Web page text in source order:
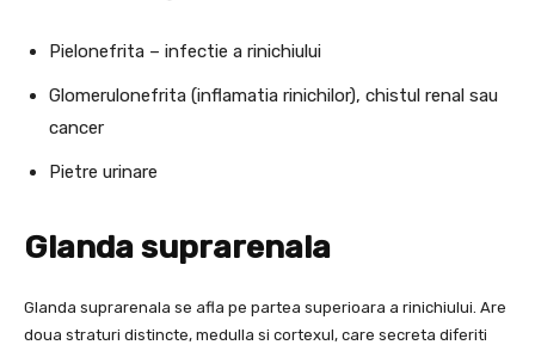
Pielonefrita – infectie a rinichiului
Glomerulonefrita (inflamatia rinichilor), chistul renal sau
cancer
Pietre urinare
Glanda suprarenala
Glanda suprarenala se afla pe partea superioara a rinichiului. Are
doua straturi distincte, medulla si cortexul, care secreta diferiti